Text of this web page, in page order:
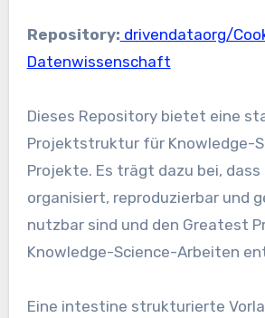
Repository: drivendataorg/
Datenwissenschaft
Dieses Repository bietet eine
Projektstruktur für Knowledge-
Projekte. Es trägt dazu bei, dass
organisiert, reproduzierbar und
nutzbar sind und den Greatest
Knowledge-Science-Arbeiten
Eine intestine strukturierte